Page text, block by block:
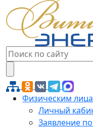
Физическим
Личный
Заявление